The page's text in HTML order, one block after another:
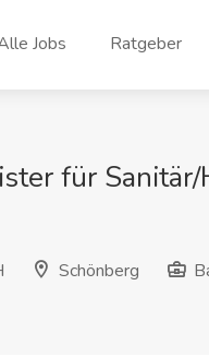
Jobs Ratgeber
für
Schönberg